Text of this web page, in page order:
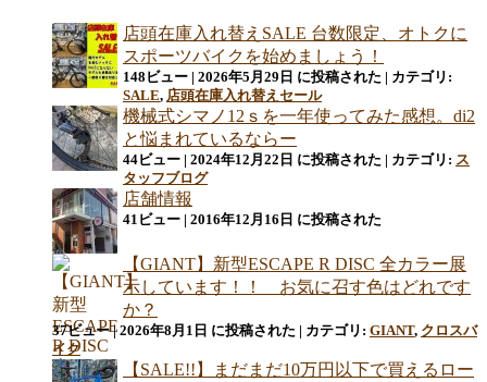
店頭在庫入れ替えSALE 台数限定、オトクに
スポーツバイクを始めましょう！
148ビュー 2026年5月29日 に投稿された
カテゴリ:
SALE, 店頭在庫入れ替えセール
機械式シマノ12ｓを一年使ってみた感想。di2
と悩まれているならー
44ビュー 2024年12月22日 に投稿された カテゴリ: ス
タッフブログ
店舗情報
41ビュー 2016年12月16日 に投稿された
【GIANT】新型ESCAPE R DISC 全カラー展
示しています！！ お気に召す色はどれです
か？
37ビュー|2026年8月1日 に投稿された カテゴリ: GIANT, クロスバ
イク
【SALE!!】まだまだ10万円以下で買えるロー